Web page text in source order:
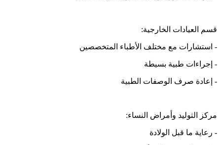
قسم العيادات الخارجية:
- استشارات مع مختلف الأطباء المتخصصين
- إجراءات طبية بسيطة
- إعادة صرف الوصفات الطبية
مركز التوليد وأمراض النساء:
- رعاية ما قبل الولادة